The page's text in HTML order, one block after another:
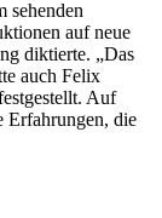
sehenden
auf neue
diktierte. „Das
auch Felix
Auf
Erfahrungen, die